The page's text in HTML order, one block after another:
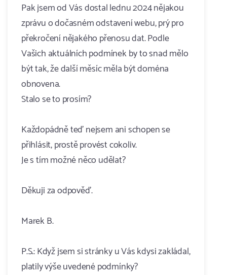
Pak jsem od Vás dostal lednu 2024 nějakou
zprávu o dočasném odstavení webu, prý pro
překročení nějakého přenosu dat. Podle
Vašich aktuálních podmínek by to snad mělo
být tak, že další měsíc měla být doména
obnovena.
Stalo se to prosím?
Každopádně teď nejsem ani schopen se
přihlásit, prostě provést cokoliv.
Je s tím možné něco udělat?
Děkuji za odpověď.
Marek B.
P.S.: Když jsem si stránky u Vás kdysi zakládal,
platily výše uvedené podmínky?